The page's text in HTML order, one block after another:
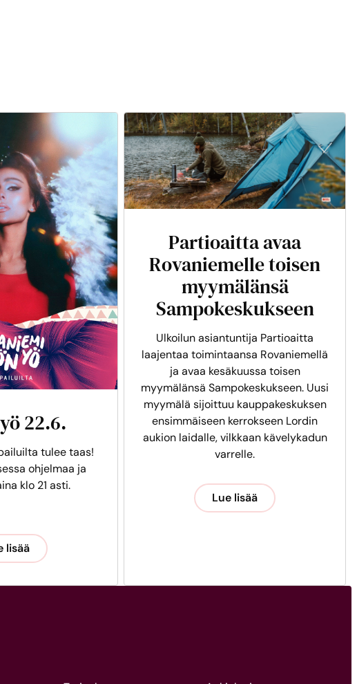
22.6.
tulee taas!
ohjelmaa ja
klo 21 asti.
lisää
Partioaitta avaa
Rovaniemelle toisen
myymälänsä
Sampokeskukseen
Ulkoilun asiantuntija Partioaitta
laajentaa toimintaansa Rovaniemellä
ja avaa kesäkuussa toisen
myymälänsä Sampokeskukseen. Uusi
myymälä sijoittuu kauppakeskuksen
ensimmäiseen kerrokseen Lordin
aukion laidalle, vilkkaan kävelykadun
varrelle.
Lue lisää